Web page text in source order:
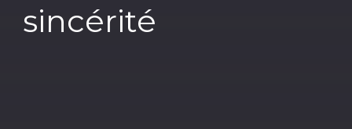
sincérité